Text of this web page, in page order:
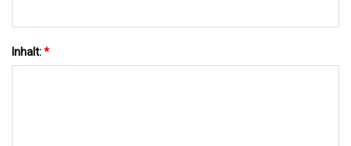
Inhalt:*